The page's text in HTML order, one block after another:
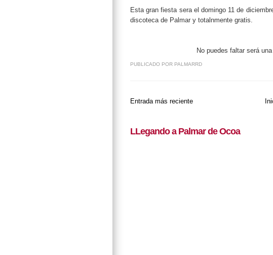
Esta gran fiesta sera el domingo 11 de
discoteca de Palmar y totalnmente gratis.
No puedes faltar será
PUBLICADO POR PALMARRD
Entrada más reciente
LLegando a Palmar de Ocoa